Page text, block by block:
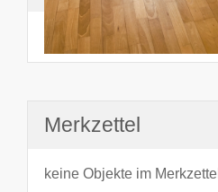
noch nichts angesehen
Merkzettel
keine Objekte im Merkzettel